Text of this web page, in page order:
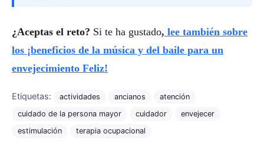
¿Aceptas el reto? Si te ha gustado, lee también sobre
los ¡beneficios de la música y del baile para un
envejecimiento Feliz!
Etiquetas: actividades ancianos
atención
cuidado de la persona mayor
cuidador
envejecer
estimulación
terapia ocupacional